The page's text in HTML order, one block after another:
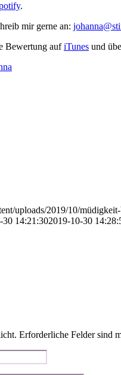
.
mir gerne an:
Bewertung aufiTunes und
uploads/2019/10/
30 14:21:302019-10-30
Erforderliche Felder sind